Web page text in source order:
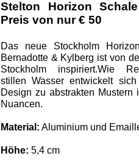
Stelton Horizon
Preis von nur € 50
Das neue Stockholm
Bernadotte & Kylberg ist von
Stockholm inspiriert.Wie
stillen Wasser entwickelt
Design zu abstrakten Mustern
Nuancen.
Material: Aluminium und
Höhe: 5,4 cm